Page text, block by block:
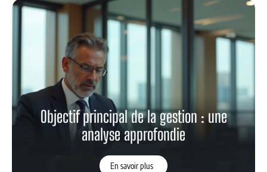
Objectif principal de la gestion : une
analyse approfondie
En savoir plus